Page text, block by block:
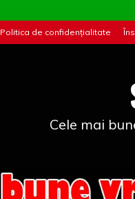
Politica de confidențialitate
Cele mai